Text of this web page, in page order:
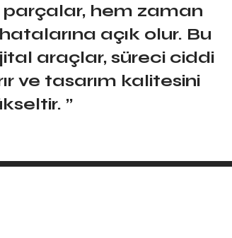
hem zaman
açık olur. Bu
araçlar, süreci ciddi
ve tasarım kalitesini
”